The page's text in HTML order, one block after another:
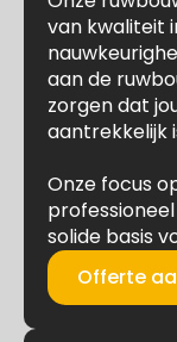
van kwaliteit
aan de
zorgen dat
aantrekkelijk
Onze focus
solide basis
Offerte